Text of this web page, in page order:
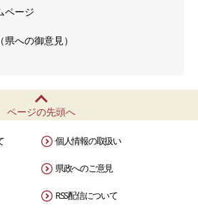
ページ
への御意見）
ページの先頭へ
個人情報の取扱い
県政へのご意見
RSS配信について